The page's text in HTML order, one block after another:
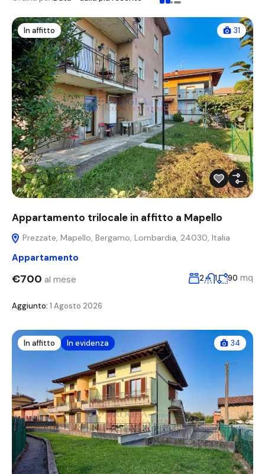
In affitto 31
Appartamento trilocale in affitto a Mapello
Prezzate, Mapello, Bergamo, Lombardia, 24030, Italia
Appartamento
€700 al mese 2 1 90 mq
Aggiunto: 1 Agosto 2026
In affitto In evidenza 34